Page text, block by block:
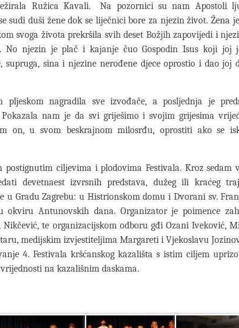
Ružica Kavali. Na pozornici su nam Apostoli
sudi duši žene dok se liječnici bore za njezin život. Žena
svoga života prekršila svih deset Božjih zapovijedi i
No njezin je plač i kajanje čuo Gospodin Isus koji joj
supruga, sina i njezine nerođene djece oprostio i dao joj
pljeskom nagradila sve izvođače, a posljednja je
nam je da svi griješimo i svojim grijesima
on, u svom beskrajnom milosrđu, oprostiti ako se
postignutim ciljevima i plodovima Festivala. Kroz sedam
devetnaest izvrsnih predstava, dužeg ili kraćeg
u Gradu Zagrebu: u Histrionskom domu i Dvorani sv.
okviru Antunovskih dana. Organizator je poimence
Nikčević, te organizacijskom odboru gđi Ozani Iveković,
medijskim izvjestiteljima Margareti i Vjekoslavu
4. Festivala kršćanskog kazališta s istim ciljem
na kazališnim daskama.